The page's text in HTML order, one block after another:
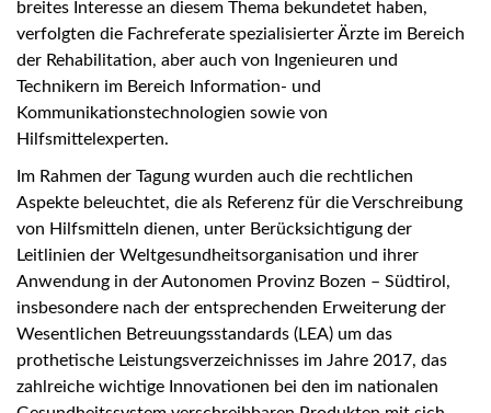
breites Interesse an diesem Thema bekundetet haben,
verfolgten die Fachreferate spezialisierter Ärzte im Bereich
der Rehabilitation, aber auch von Ingenieuren und
Technikern im Bereich Information- und
Kommunikationstechnologien sowie von
Hilfsmittelexperten.
Im Rahmen der Tagung wurden auch die rechtlichen
Aspekte beleuchtet, die als Referenz für die Verschreibung
von Hilfsmitteln dienen, unter Berücksichtigung der
Leitlinien der Weltgesundheitsorganisation und ihrer
Anwendung in der Autonomen Provinz Bozen – Südtirol,
insbesondere nach der entsprechenden Erweiterung der
Wesentlichen Betreuungsstandards (LEA) um das
prothetische Leistungsverzeichnisses im Jahre 2017, das
zahlreiche wichtige Innovationen bei den im nationalen